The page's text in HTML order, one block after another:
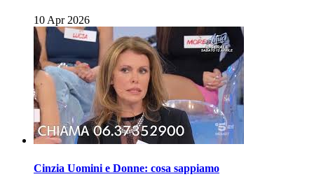
10 Apr 2026
Cinzia Uomini e Donne: cosa sappiamo